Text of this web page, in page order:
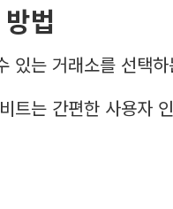
법
있는 거래소를 선택
트는 간편한 사용자